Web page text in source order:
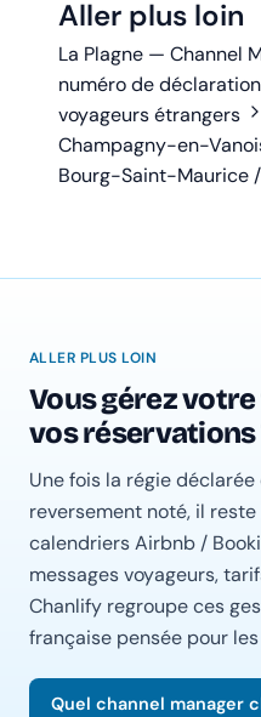
Aller plus loin
La Plagne — Channel
numéro de déclaration
voyageurs étrangers
Champagny-en-
Bourg-Saint-Maurice
ALLER PLUS LOIN
Vous gérez
vos réservations
Une fois la régie
reversement noté, il
calendriers Airbnb /
messages voyageurs,
Chanlify regroupe ces
française pensée pour
Quel channel manager